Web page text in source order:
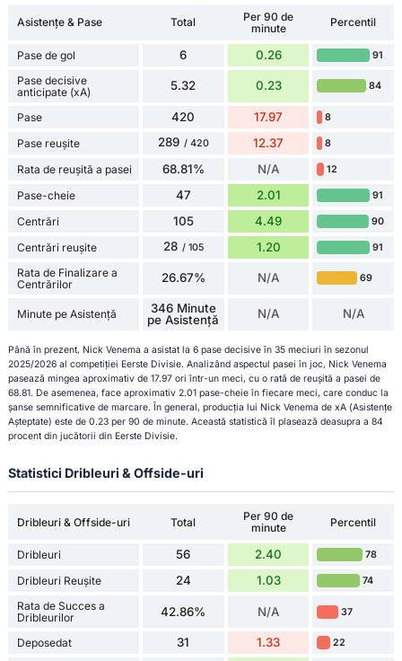
Asistențe & Pase Total
Per 90 de
minute
Percentil
Pase de gol 6 0.26 91
Pase decisive
anticipate (xA)
5.32 0.23 84
Pase 420 17.97 8
Pase reușite 289 / 420 12.37 8
Rata de reușită a pasei 68.81% N/A 12
Pase-cheie 47 2.01 91
Centrări 105 4.49 90
Centrări reușite 28 / 105 1.20 91
Rata de Finalizare a
Centrărilor
26.67% N/A 69
Minute pe Asistență
346 Minute
pe Asistență
N/A N/A
Până în prezent, Nick Venema a asistat la 6 pase decisive în 35 meciuri în sezonul
2025/2026 al competiției Eerste Divisie. Analizând aspectul pasei în joc, Nick Venema
pasează mingea aproximativ de 17.97 ori într-un meci, cu o rată de reușită a pasei de
68.81. De asemenea, face aproximativ 2.01 pase-cheie în fiecare meci, care conduc la
șanse semnificative de marcare. În general, producția lui Nick Venema de xA (Asistențe
Așteptate) este de 0.23 per 90 de minute. Această statistică îl plasează deasupra a 84
procent din jucătorii din Eerste Divisie.
Statistici Dribleuri & Offside-uri
Dribleuri & Offside-uri Total
Per 90 de
minute
Percentil
Dribleuri 56 2.40 78
Dribleuri Reușite 24 1.03 74
Rata de Succes a
Dribleurilor
42.86% N/A 37
Deposedat 31 1.33 22